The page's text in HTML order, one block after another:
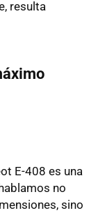
resulta
E-408 es una
no
sino